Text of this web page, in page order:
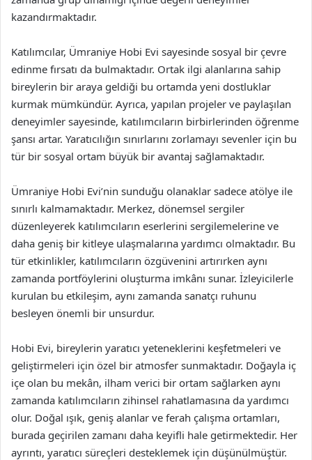
kazandırmaktadır.
Katılımcılar, Ümraniye Hobi Evi sayesinde sosyal bir çevre
edinme fırsatı da bulmaktadır. Ortak ilgi alanlarına sahip
bireylerin bir araya geldiği bu ortamda yeni dostluklar
kurmak mümkündür. Ayrıca, yapılan projeler ve paylaşılan
deneyimler sayesinde, katılımcıların birbirlerinden öğrenme
şansı artar. Yaratıcılığın sınırlarını zorlamayı sevenler için bu
tür bir sosyal ortam büyük bir avantaj sağlamaktadır.
Ümraniye Hobi Evi’nin sunduğu olanaklar sadece atölye ile
sınırlı kalmamaktadır. Merkez, dönemsel sergiler
düzenleyerek katılımcıların eserlerini sergilemelerine ve
daha geniş bir kitleye ulaşmalarına yardımcı olmaktadır. Bu
tür etkinlikler, katılımcıların özgüvenini artırırken aynı
zamanda portföylerini oluşturma imkânı sunar. İzleyicilerle
kurulan bu etkileşim, aynı zamanda sanatçı ruhunu
besleyen önemli bir unsurdur.
Hobi Evi, bireylerin yaratıcı yeteneklerini keşfetmeleri ve
geliştirmeleri için özel bir atmosfer sunmaktadır. Doğayla iç
içe olan bu mekân, ilham verici bir ortam sağlarken aynı
zamanda katılımcıların zihinsel rahatlamasına da yardımcı
olur. Doğal ışık, geniş alanlar ve ferah çalışma ortamları,
burada geçirilen zamanı daha keyifli hale getirmektedir. Her
ayrıntı, yaratıcı süreçleri desteklemek için düşünülmüştür.